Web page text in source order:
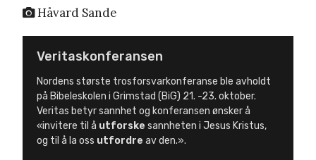
Håvard Sande
Veritaskonferansen
Nordens største trosforsvarkonferanse ble avholdt
på Bibeleskolen i Grimstad (BiG) 21. -23. oktober.
Veritas betyr sannhet og konferansen ønsker å
«invitere til å utforske sannheten i Jesus Kristus,
og til å la oss utfordre av den.».